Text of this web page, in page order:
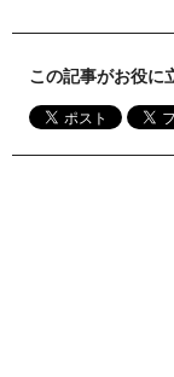
この記事がお役に